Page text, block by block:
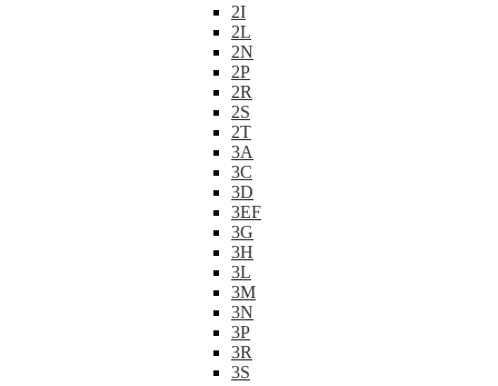
2I
2L
2N
2P
2R
2S
2T
3A
3C
3D
3EF
3G
3H
3L
3M
3N
3P
3R
3S